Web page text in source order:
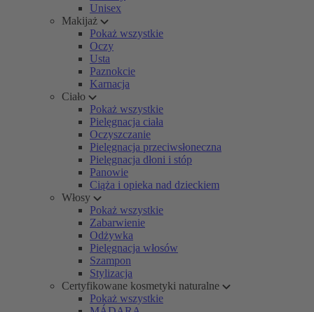
Unisex
Makijaż
Pokaż wszystkie
Oczy
Usta
Paznokcie
Karnacja
Ciało
Pokaż wszystkie
Pielęgnacja ciała
Oczyszczanie
Pielęgnacja przeciwsłoneczna
Pielęgnacja dłoni i stóp
Panowie
Ciąża i opieka nad dzieckiem
Włosy
Pokaż wszystkie
Zabarwienie
Odżywka
Pielęgnacja włosów
Szampon
Stylizacja
Certyfikowane kosmetyki naturalne
Pokaż wszystkie